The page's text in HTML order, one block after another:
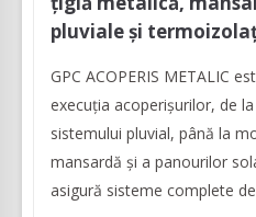
pluviale și
GPC ACOPERIS METALIC
execuția acoperișurilor, de
sistemului pluvial, până la
mansardă și a panourilor
asigură sisteme complete